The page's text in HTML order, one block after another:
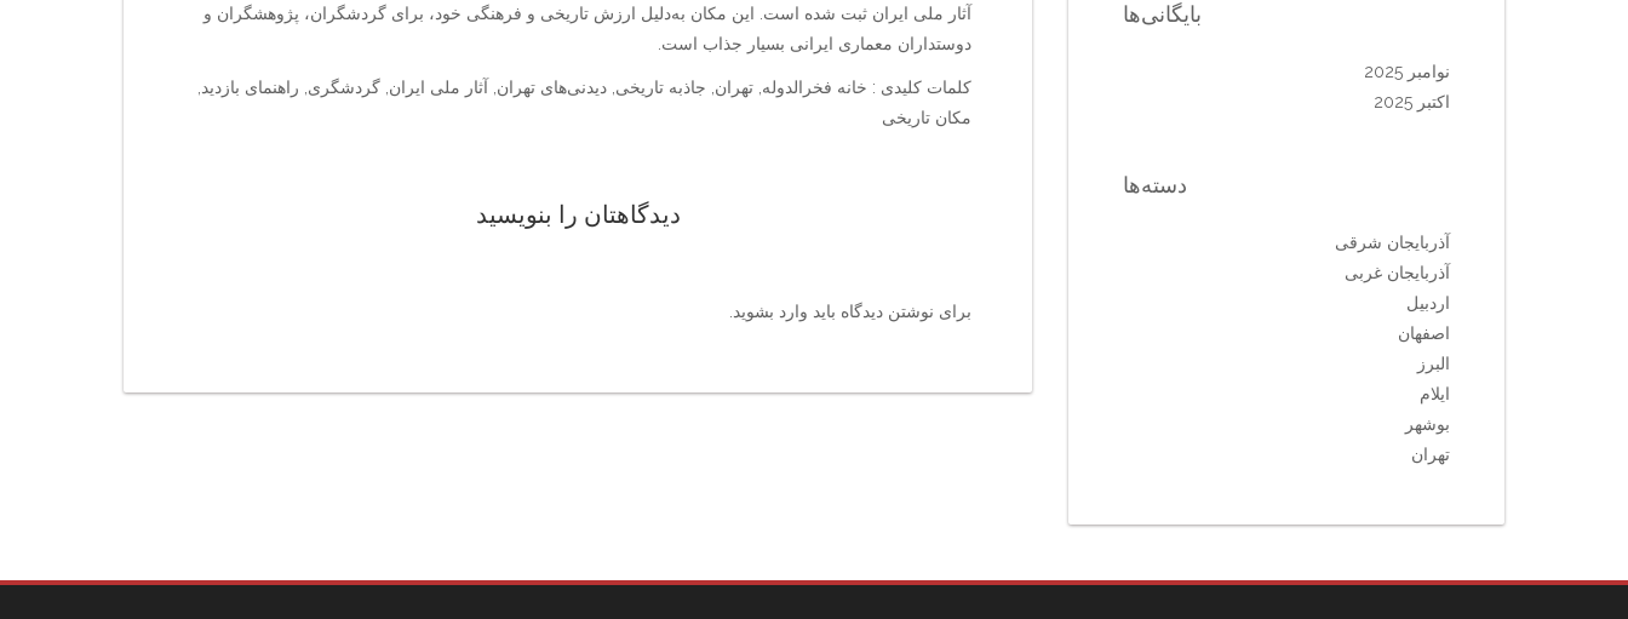
آثار ملی ایران ثبت شده است. این مکان به‌دلیل ارزش تاریخی و فرهنگی خود، برای گردشگران، پژوهشگران و
دوستداران معماری ایرانی بسیار جذاب است.
کلمات کلیدی : خانه فخرالدوله, تهران, جاذبه تاریخی, دیدنی‌های تهران, آثار ملی ایران, گردشگری, راهنمای بازدید,
مکان تاریخی
دیدگاهتان را بنویسید
برای نوشتن دیدگاه باید وارد بشوید
بایگانی‌ها
نوامبر 2025
اکتبر 2025
دسته‌ها
آذربایجان شرقی
آذربایجان غربی
اردبیل
اصفهان
البرز
ایلام
بوشهر
تهران